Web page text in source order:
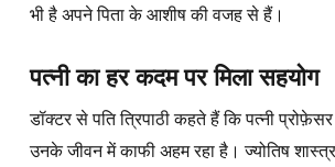
भी है अपने पिता के आशीष की वजह से हैं।
पत्नी का हर कदम पर मिला सहयोग
डॉक्टर से पति त्रिपाठी कहते हैं कि पत्नी
उनके जीवन में काफी अहम रहा है। ज्योतिष